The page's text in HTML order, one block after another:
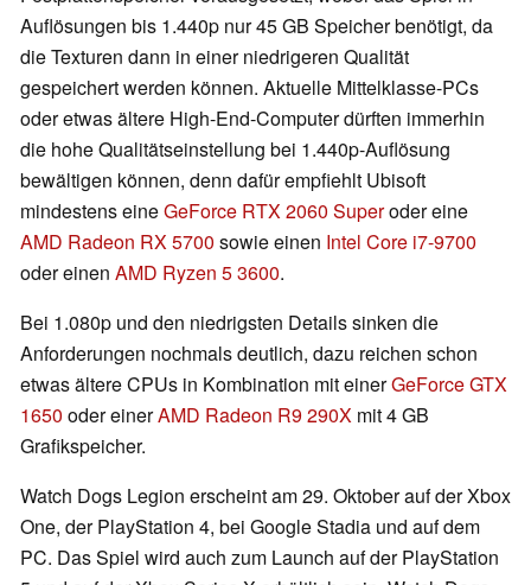
Auflösungen bis 1.440p nur 45 GB Speicher benötigt, da
die Texturen dann in einer niedrigeren Qualität
gespeichert werden können. Aktuelle Mittelklasse-PCs
oder etwas ältere High-End-Computer dürften immerhin
die hohe Qualitätseinstellung bei 1.440p-Auflösung
bewältigen können, denn dafür empfiehlt Ubisoft
mindestens eineGeForce RTX 2060 Superoder eine
AMD Radeon RX 5700 sowie einen Intel Core i7-9700
oder einen AMD Ryzen 5 3600.
Bei 1.080p und den niedrigsten Details sinken die
Anforderungen nochmals deutlich, dazu reichen schon
etwas ältere CPUs in Kombination mit einerGeForce GTX
1650 oder einerAMD Radeon R9 290X mit 4 GB
Grafikspeicher.
Watch Dogs Legion erscheint am 29. Oktober auf der Xbox
One, der PlayStation 4, bei Google Stadia und auf dem
PC. Das Spiel wird auch zum Launch auf der PlayStation